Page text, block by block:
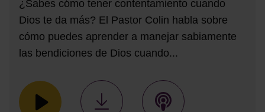
¿Sabes cómo tener contentamiento cuando
Dios te da más? El Pastor Colin habla sobre
cómo puedes aprender a manejar sabiamente
las bendiciones de Dios cuando...